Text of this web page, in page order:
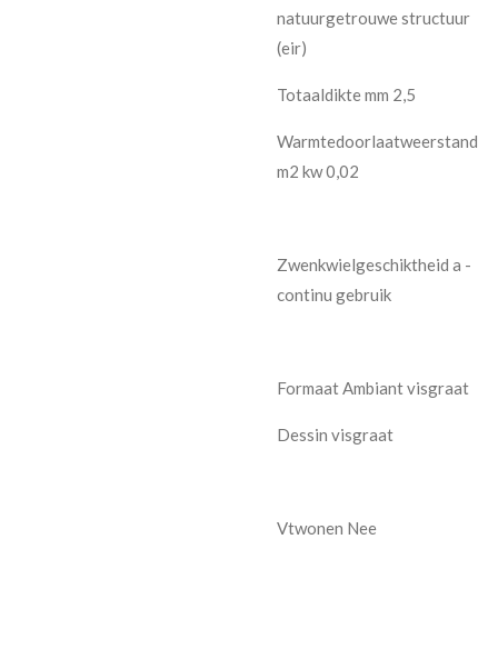
natuurgetrouwe structuur
(eir)
Totaaldikte mm 2,5
Warmtedoorlaatweerstand
m2 kw 0,02
Zwenkwielgeschiktheid a -
continu gebruik
Formaat Ambiant visgraat
Dessin visgraat
Vtwonen Nee